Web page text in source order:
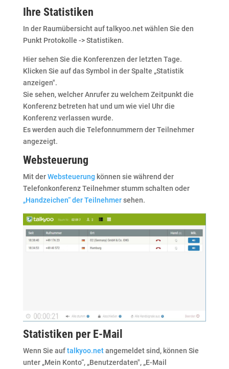
Ihre Statistiken
In der Raumübersicht auf talkyoo.net wählen Sie den
Punkt Protokolle -> Statistiken.
Hier sehen Sie die Konferenzen der letzten Tage.
Klicken Sie auf das Symbol in der Spalte „Statistik
anzeigen".
Sie sehen, welcher Anrufer zu welchem Zeitpunkt die
Konferenz betreten hat und um wie viel Uhr die
Konferenz verlassen wurde.
Es werden auch die Telefonnummern der Teilnehmer
angezeigt.
Websteuerung
Mit derWebsteuerung können sie während der
Telefonkonferenz Teilnehmer stumm schalten oder
„Handzeichen“ der Teilnehmersehen.
Statistiken per E-Mail
Wenn Sie auftalkyoo.netangemeldet sind, können Sie
unter „Mein Konto“, „Benutzerdaten", „E-Mail